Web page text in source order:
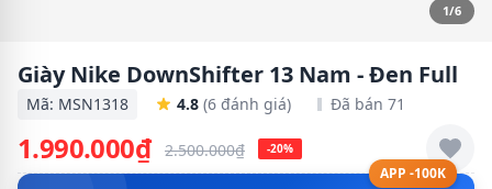
1/6
Giày Nike DownShifter 13 Nam - Đen Full
Mã: MSN1318 4.8 (6 đánh giá) Đã bán 71
1.990.000₫ 2.500.000₫ -20%
APP -100K